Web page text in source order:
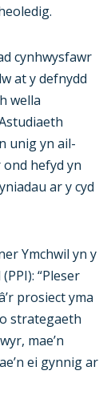
cynhwysfawr
at y defnydd
wella
unig yn ail-
ond hefyd yn
ar y cyd
Ymchwil yn y
“Pleser
prosiect yma
strategaeth
mae’n
ei gynnig ar